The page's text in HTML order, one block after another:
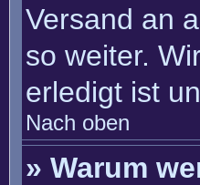
Versand an
so weiter.
erledigt ist
Nach oben
» Warum